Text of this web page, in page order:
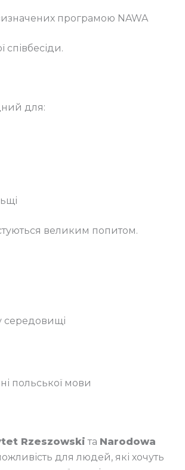
програмою NAWA
співбесіди.
для:
великим попитом.
середовищі
польської мови
Rzeszowski та Narodowa
для людей, які хочуть